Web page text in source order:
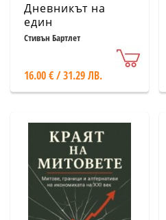
Дневникът на
един
изпълнителен
Стивън Бартлет
16.00 € / 31.29 ЛВ.